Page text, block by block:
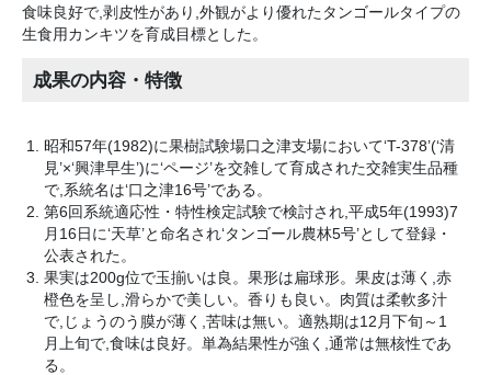
食味良好で,剥皮性があり,外観がより優れたタンゴールタイプの
生食用カンキツを育成目標とした。
成果の内容・特徴
昭和57年(1982)に果樹試験場口之津支場において‘T-378’(‘清
見’×‘興津早生’)に‘ページ’を交雑して育成された交雑実生品種
で,系統名は‘口之津16号’である。
第6回系統適応性・特性検定試験で検討され,平成5年(1993)7
月16日に‘天草’と命名され‘タンゴール農林5号’として登録・
公表された。
果実は200g位で玉揃いは良。果形は扁球形。果皮は薄く,赤
橙色を呈し,滑らかで美しい。香りも良い。肉質は柔軟多汁
で,じょうのう膜が薄く,苦味は無い。適熟期は12月下旬～1
月上旬で,食味は良好。単為結果性が強く,通常は無核性であ
る。